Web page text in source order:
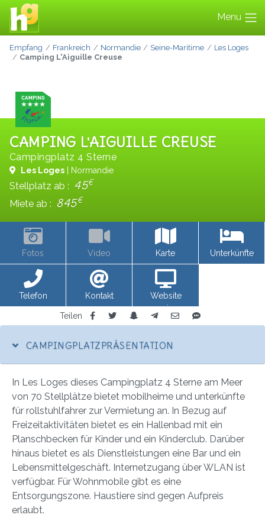
Menu
Empfang Frankreich Normandie Seine-Maritime
Les Loges
Camping L'Aiguille Creuse
CAMPING L'AIGUILLE CREUSE
Campingplatz 4 Sterne
Les Loges | Normandie
Stellplatz ab : 45€
Miete ab : 845€
Fotos Video Karte Unterkünfte
Telefon Kontakt
Website
anzeigen
Teilen
CAMPINGPLATZPRÄSENTATION
In Les Loges dieses Campingplatz 4 Sterne am Meer
von 70 Stellplätze bietet mobilheime und unterkünfte
für rollstuhlfahrer zur Vermietung an. In Bezug auf
Freizeitaktivitäten bietet es ein Hallenbad mit ein
Planschbecken für Kinder und ein Kinderclub. Darüber
hinaus bietet es als Dienstleistungen eine Bar und ein
Lebensmittelgeschäft. Internetzugang über WLAN ist
verfügbar. Für Wohnmobile gibt es eine
Entsorgungszone. Haustiere sind gegen Aufpreis
erlaubt.